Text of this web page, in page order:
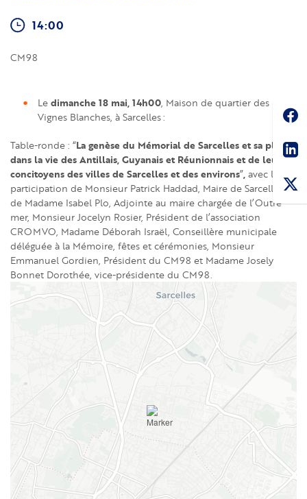
14:00
CM98
Le dimanche 18 mai, 14h00, Maison de quartier des
Vignes Blanches, à Sarcelles :
Table-ronde : “La genèse du Mémorial de Sarcelles et sa place
dans la vie des Antillais, Guyanais et Réunionnais et de leurs
concitoyens des villes de Sarcelles et des environs”, avec la
participation de Monsieur Patrick Haddad, Maire de Sarcelles,
de Madame Isabel Plo, Adjointe au maire chargée de l’Outre-
mer, Monsieur Jocelyn Rosier, Président de l’association
CROMVO, Madame Déborah Israël, Conseillère municipale
déléguée à la Mémoire, fêtes et cérémonies, Monsieur
Emmanuel Gordien, Président du CM98 et Madame Josely
Bonnet Dorothée, vice-présidente du CM98.